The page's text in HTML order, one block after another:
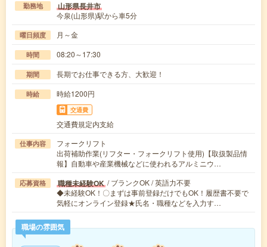
勤務地 山形県長井市
今泉(山形県)駅から車5分
曜日頻度 月～金
時間 08:20～17:30
期間 長期でお仕事できる方、大歓迎！
時給 時給1200円
交通費
交通費規定内支給
仕事内容
フォークリフト
出荷補助作業(リフター・フォークリフト使用)【取扱製品情
報】自動車や産業機械などに使われるアルミニウ…
応募資格 職種未経験OK / ブランクOK / 英語力不要
◆未経験OK！〇まずは事前登録だけでもOK！履歴書不要で
気軽にオンライン登録★氏名・職種などを入力す…
職場の雰囲気